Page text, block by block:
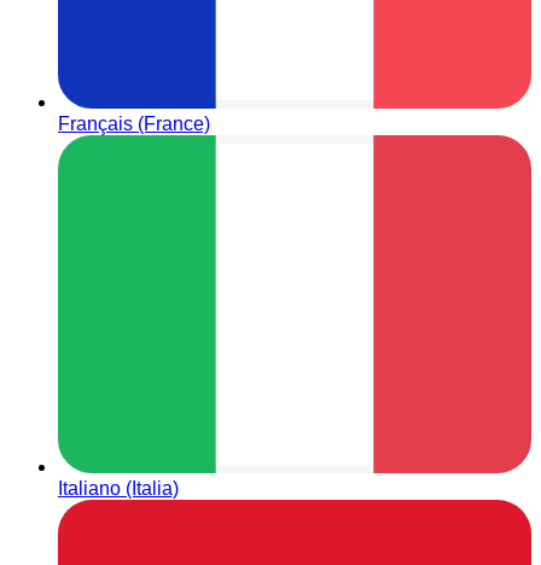
Français (France)
Italiano (Italia)